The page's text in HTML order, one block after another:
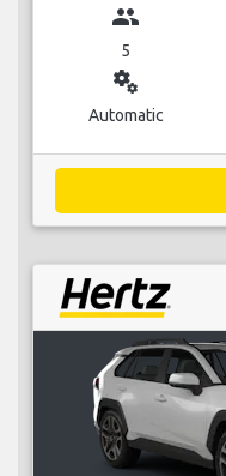
group
5
miscellaneous_services
Automatic